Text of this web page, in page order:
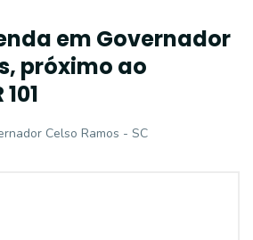
em Governador
próximo ao
Celso Ramos - SC